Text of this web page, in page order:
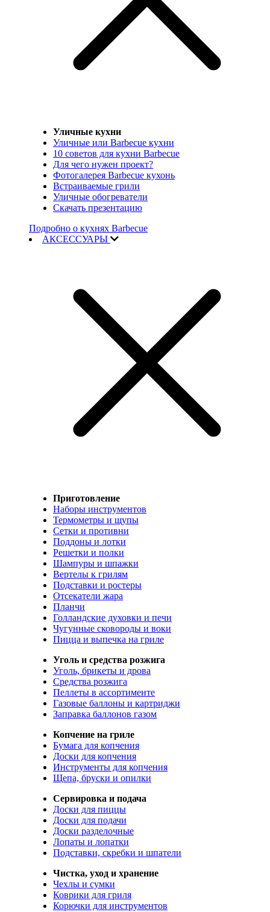
Уличные кухни
Уличные или Barbecue кухни
10 советов для кухни Barbecue
Для чего нужен проект?
Фотогалерея Barbecue кухонь
Встраиваемые грили
Уличные обогреватели
Скачать презентацию
Подробно о кухнях Barbecue
АКСЕССУАРЫ
Приготовление
Наборы инструментов
Термометры и щупы
Сетки и противни
Поддоны и лотки
Решетки и полки
Шампуры и шпажки
Вертелы к грилям
Подставки и ростеры
Отсекатели жара
Планчи
Голландские духовки и печи
Чугунные сковороды и воки
Пицца и выпечка на гриле
Уголь и средства розжига
Уголь, брикеты и дрова
Средства розжига
Пеллеты в ассортименте
Газовые баллоны и картриджи
Заправка баллонов газом
Копчение на гриле
Бумага для копчения
Доски для копчения
Инструменты для копчения
Щепа, бруски и опилки
Сервировка и подача
Доски для пиццы
Доски для подачи
Доски разделочные
Лопаты и лопатки
Подставки, скребки и шпатели
Чистка, уход и хранение
Чехлы и сумки
Коврики для гриля
Корючки для инструментов